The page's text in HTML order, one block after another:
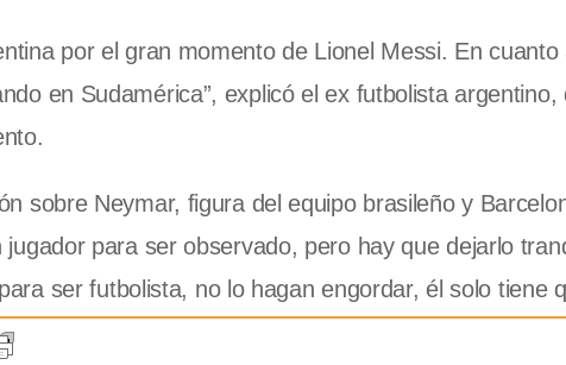
por el gran momento de Lionel Messi. En
en Sudamérica”, explicó el ex futbolista
sobre Neymar, figura del equipo brasileño y
jugador para ser observado, pero hay que dejarlo
ser futbolista, no lo hagan engordar, él solo tiene